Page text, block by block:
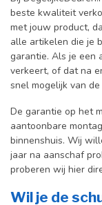
beste kwaliteit
met jouw product,
alle artikelen die je
garantie. Als je een
verkeert, of dat na
snel mogelijk van
De garantie op het
aantoonbare
binnenshuis. Wij
jaar na aanschaf
proberen wij hier
Wil je de